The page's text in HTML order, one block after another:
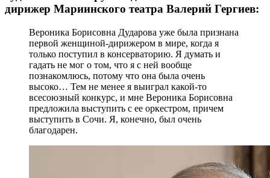
дирижер Мариинского театра Валерий Гергиев:
Вероника Борисовна Дударова уже была признана
первой женщиной-дирижером в мире, когда я
только поступил в консерваторию. Я думать и
гадать не мог о том, что я с ней вообще
познакомлюсь, потому что она была очень
высоко… Тем не менее я выиграл какой-то
всесоюзный конкурс, и мне Вероника Борисовна
предложила выступить с ее оркестром, причем
выступить в Сочи. Я, конечно, был очень
благодарен.